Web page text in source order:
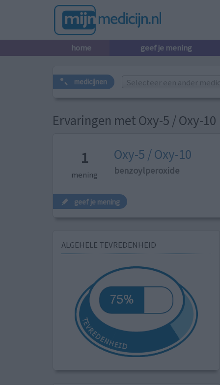
home geef je mening
medicijnen Selecteer een ander
Ervaringen met Oxy-5 / Oxy-10
1
mening
Oxy-5 / Oxy-10
benzoylperoxide
geef je mening
ALGEHELE TEVREDENHEID